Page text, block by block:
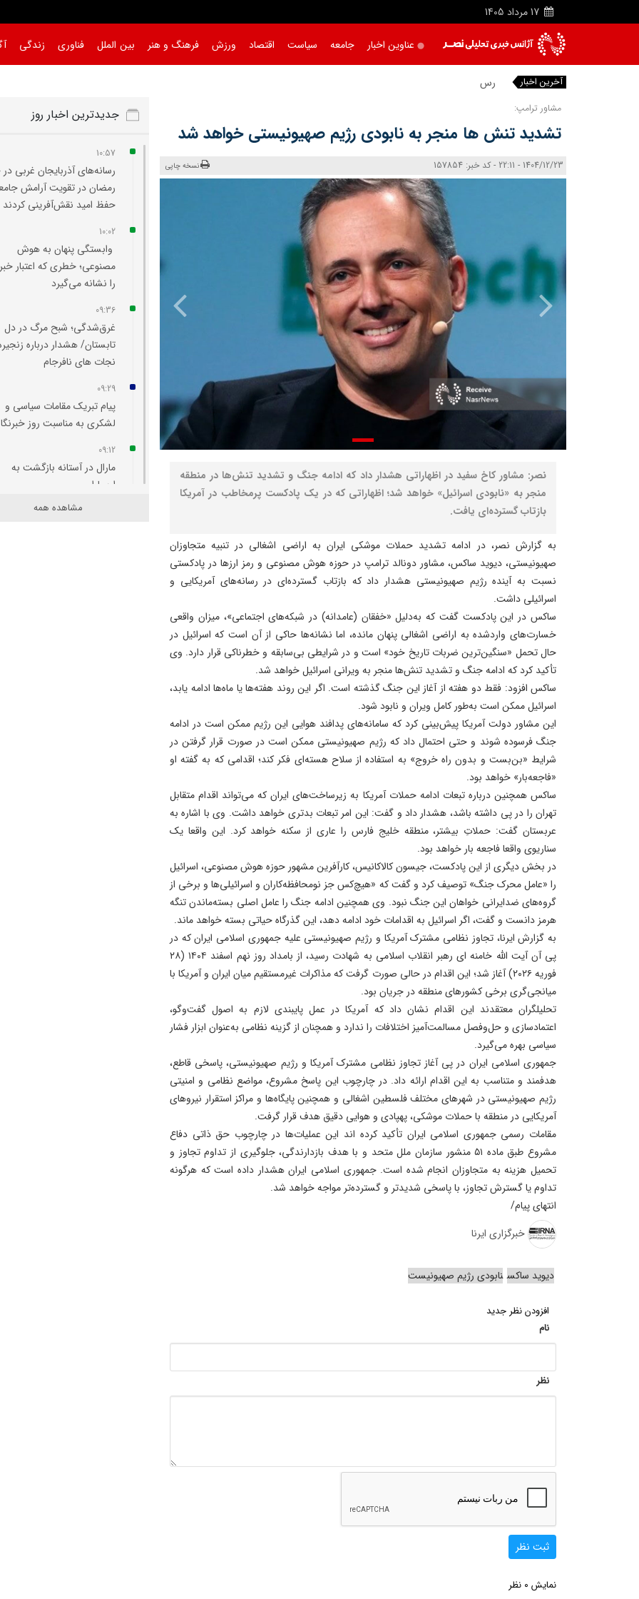
17 مرداد 1405
عناوین اخبار جامعه سیاست اقتصاد ورزش فرهنگ و هنر بین الملل فناوری زندگی
آخرین اخبار رسانه‌های آذر
مشاور ترامپ:
تشدید تنش‌ ها منجر به نابودی رژیم صهیونیستی خواهد شد
1404/12/23 - 22:11 - کد خبر: 157854 نسخه چاپی
نصر: مشاور کاخ سفید در اظهاراتی هشدار داد که ادامه جنگ و تشدید تنش‌ها در منطقه
منجر به «نابودی اسرائیل» خواهد شد؛ اظهاراتی که در یک پادکست پرمخاطب در آمریکا
بازتاب گسترده‌ای یافت.
به گزارش نصر، در ادامه تشدید حملات موشکی ایران به اراضی اشغالی در تنبیه متجاوزان
صهیونیستی، دیوید ساکس، مشاور دونالد ترامپ در حوزه هوش مصنوعی و رمز ارزها در پادکستی
نسبت به آینده رژیم صهیونیستی هشدار داد که بازتاب گسترده‌ای در رسانه‌های آمریکایی و
اسرائیلی داشت.
ساکس در این پادکست گفت که به‌دلیل «خفقان (عامدانه) در شبکه‌های اجتماعی»، میزان واقعی
خسارت‌های واردشده به اراضی اشغالی پنهان مانده، اما نشانه‌ها حاکی از آن است که اسرائیل در
حال تحمل «سنگین‌ترین ضربات تاریخ خود» است و در شرایطی بی‌سابقه و خطرناکی قرار دارد. وی
تأکید کرد که ادامه جنگ و تشدید تنش‌ها منجر به ویرانی اسرائیل خواهد شد.
ساکس افزود: فقط دو هفته از آغاز این جنگ گذشته است. اگر این روند هفته‌ها یا ماه‌ها ادامه یابد،
اسرائیل ممکن است به‌طور کامل ویران و نابود شود.
این مشاور دولت آمریکا پیش‌بینی کرد که سامانه‌های پدافند هوایی این رژیم ممکن است در ادامه
جنگ فرسوده شوند و حتی احتمال داد که رژیم صهیونیستی ممکن است در صورت قرار گرفتن در
شرایط «بن‌بست و بدون راه خروج» به استفاده از سلاح هسته‌ای فکر کند؛ اقدامی که به گفته او
«فاجعه‌بار» خواهد بود.
ساکس همچنین درباره تبعات ادامه حملات آمریکا به زیرساخت‌های ایران که می‌تواند اقدام متقابل
تهران را در پی داشته باشد، هشدار داد و گفت: این امر تبعات بدتری خواهد داشت. وی با اشاره به
عربستان گفت: حملاتِ بیشتر، منطقه خلیج فارس را عاری از سکنه خواهد کرد. این واقعا یک
سناریوی واقعا فاجعه بار خواهد بود.
در بخش دیگری از این پادکست، جیسون کالاکانیس، کارآفرین مشهور حوزه هوش مصنوعی، اسرائیل
را «عامل محرک جنگ» توصیف کرد و گفت که «هیچ‌کس جز نومحافظه‌کاران و اسرائیلی‌ها و برخی از
گروه‌های ضدایرانی خواهان این جنگ نبود. وی همچنین ادامه جنگ را عامل اصلی بسته‌ماندن تنگه
هرمز دانست و گفت، اگر اسرائیل به اقدامات خود ادامه دهد، این گذرگاه حیاتی بسته خواهد ماند.
به گزارش ایرنا، تجاوز نظامی مشترک آمریکا و رژیم صهیونیستی علیه جمهوری اسلامی ایران که در
پی آن آیت الله خامنه ای رهبر انقلاب اسلامی به شهادت رسید، از بامداد روز نهم اسفند ۱۴۰۴ (۲۸
فوریه ۲۰۲۶) آغاز شد؛ این اقدام در حالی صورت گرفت که مذاکرات غیرمستقیم میان ایران و آمریکا با
میانجی‌گری برخی کشورهای منطقه در جریان بود.
تحلیلگران معتقدند این اقدام نشان داد که آمریکا در عمل پایبندی لازم به اصول گفت‌وگو،
اعتمادسازی و حل‌وفصل مسالمت‌آمیز اختلافات را ندارد و همچنان از گزینه نظامی به‌عنوان ابزار فشار
سیاسی بهره می‌گیرد.
جمهوری اسلامی ایران در پی آغاز تجاوز نظامی مشترک آمریکا و رژیم صهیونیستی، پاسخی قاطع،
هدفمند و متناسب به این اقدام ارائه داد. در چارچوب این پاسخ مشروع، مواضع نظامی و امنیتی
رژیم صهیونیستی در شهرهای مختلف فلسطین اشغالی و همچنین پایگاه‌ها و مراکز استقرار نیروهای
آمریکایی در منطقه با حملات موشکی، پهپادی و هوایی دقیق هدف قرار گرفت.
مقامات رسمی جمهوری اسلامی ایران تأکید کرده اند این عملیات‌ها در چارچوب حق ذاتی دفاع
مشروع طبق ماده ۵۱ منشور سازمان ملل متحد و با هدف بازدارندگی، جلوگیری از تداوم تجاوز و
تحمیل هزینه به متجاوزان انجام شده است. جمهوری اسلامی ایران هشدار داده است که هرگونه
تداوم یا گسترش تجاوز، با پاسخی شدیدتر و گسترده‌تر مواجه خواهد شد.
انتهای پیام/
خبرگزاری ایرنا
دیوید ساکس نابودی رژیم صهیونیست
افزودن نظر جدید
نام
نظر
ثبت نظر
نمایش 0 نظر
جدیدترین اخبار روز
10:57
رسانه‌های آذربایجان غربی
رمضان در تقویت آرامش
حفظ امید نقش‌آفرینی کردند
10:02
وابستگی پنهان به هوش
مصنوعی؛ خطری که اعتبار
را نشانه می‌گیرد
09:36
غرق‌شدگی؛ شبح مرگ در دل
تابستان/ هشدار درباره
نجات های نافرجام
09:29
پیام تبریک مقامات سیاسی و
لشکری به مناسبت روز
09:12
مارال در آستانه بازگشت به
ارسباران
مشاهده همه